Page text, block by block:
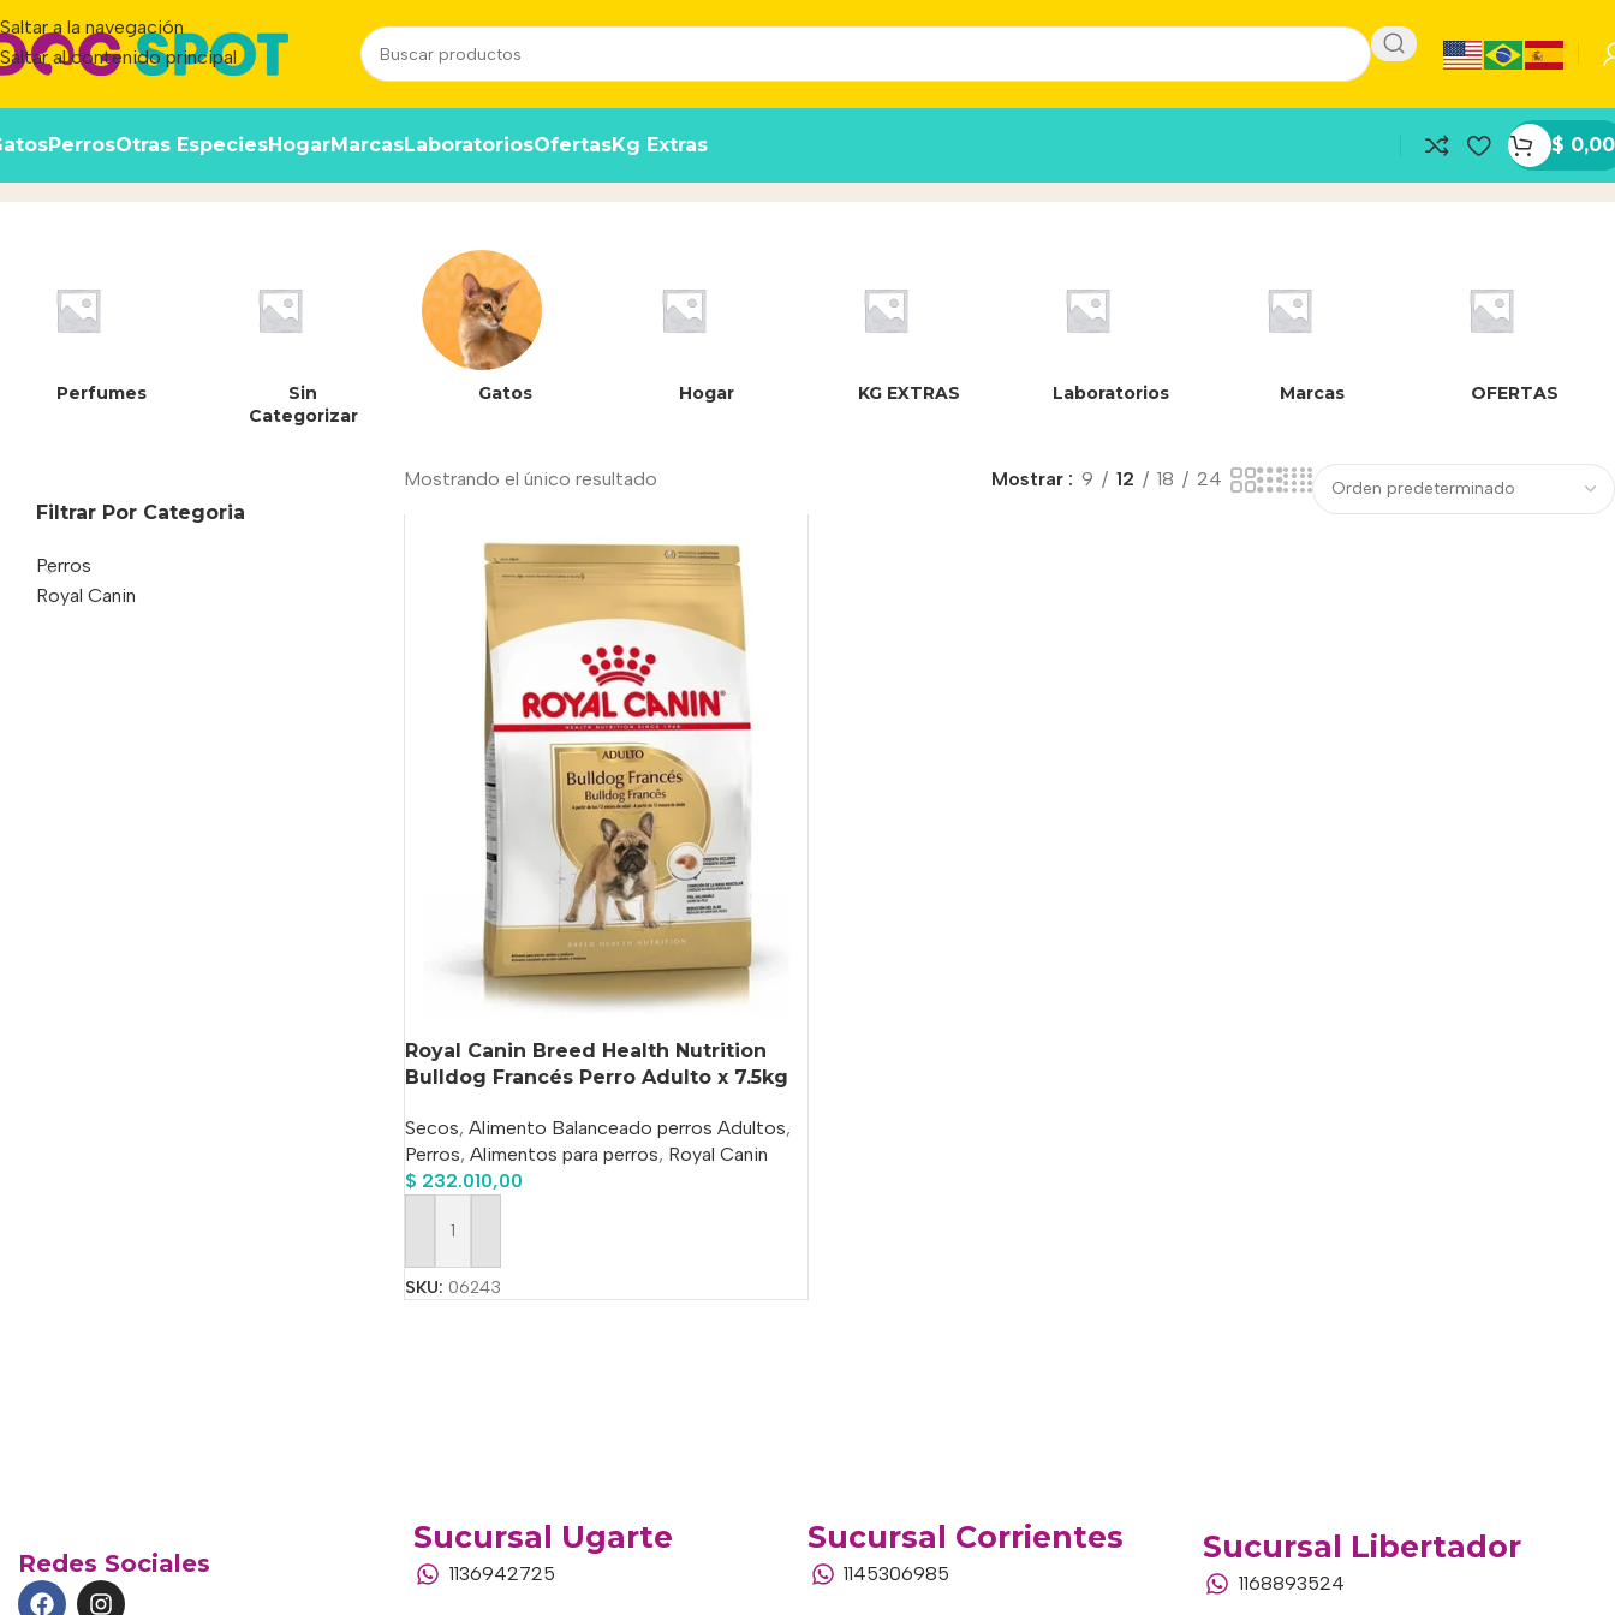
Saltar a la navegación
Saltar al contenido principal
PerrosOtras EspeciesHogarMarcasLaboratoriosOfertasKg Extras $ 0,00
7790187005495
Perfumes
Sin
Categorizar
Gatos Hogar KG EXTRAS Laboratorios Marcas OFERTAS
Filtrar Por Categoria
Perros
Royal Canin
Mostrando el único resultado Mostrar 9 12 18 24
Royal Canin Breed Health Nutrition
Bulldog Francés Perro Adulto x 7.5kg
Secos, Alimento Balanceado perros Adultos,
Perros, Alimentos para perros, Royal Canin
$ 232.010,00
Añadir Al Carrito
SKU: 06243
Redes Sociales
Sucursal Ugarte
1136942725
Sucursal Corrientes
1145306985
Sucursal Libertador
1168893524